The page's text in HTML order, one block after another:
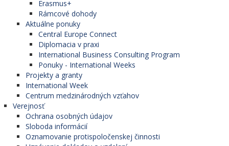
Erasmus+
Rámcové dohody
Aktuálne ponuky
Central Europe Connect
Diplomacia v praxi
International Business Consulting Program
Ponuky - International Weeks
Projekty a granty
International Week
Centrum medzinárodných vzťahov
Verejnosť
Ochrana osobných údajov
Sloboda informácií
Oznamovanie protispoločenskej činnosti